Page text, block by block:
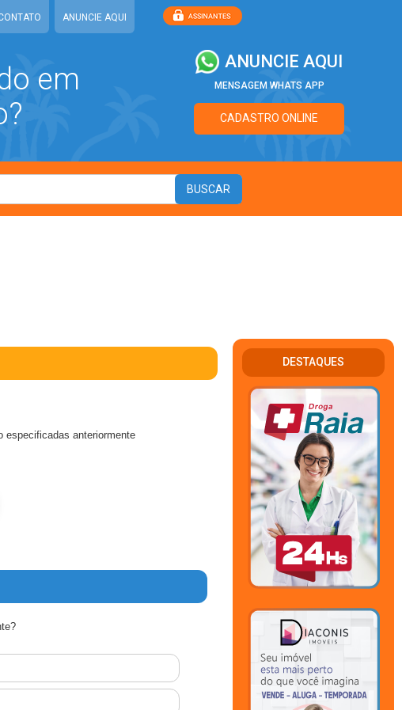
ANUNCIE AQUI
em
ANUNCIE AQUI
MENSAGEM WHATS APP
CADASTRO ONLINE
especificadas anteriormente
DESTAQUES